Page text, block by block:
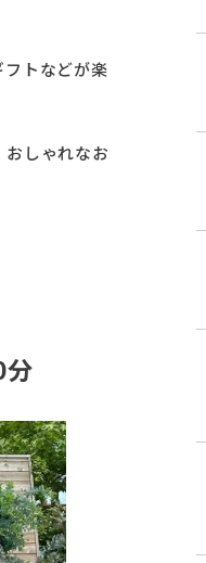
トなどが楽
しゃれなお
分